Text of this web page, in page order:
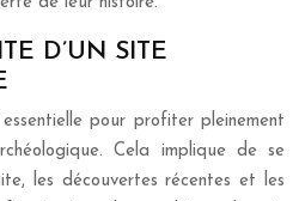
D’UN SITE
pour profiter pleinement
Cela implique de se
les découvertes récentes et les